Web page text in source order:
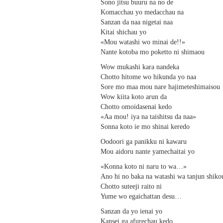
Sono jitsu buuru na no de
Komacchau yo medacchau na
Sanzan da naa nigetai naa
Kitai shichau yo
«Mou watashi wo minai de!!»
Nante kotoba mo poketto ni shimaou
Wow mukashi kara nandeka
Chotto hitome wo hikunda yo naa
Sore mo maa mou nare hajimeteshimaisou
Wow kiita koto arun da
Chotto omoidasenai kedo
«Aa mou! iya na taishitsu da naa»
Sonna koto ie mo shinai keredo
Oodoori ga panikku ni kawaru
Mou aidoru nante yamechaitai yo
«Konna koto ni naru to wa…»
Ano hi no baka na watashi wa tanjun
Chotto suteeji raito ni
Yume wo egaichattan desu…
Sanzan da yo ienai yo
Kansei ga afurechau kedo